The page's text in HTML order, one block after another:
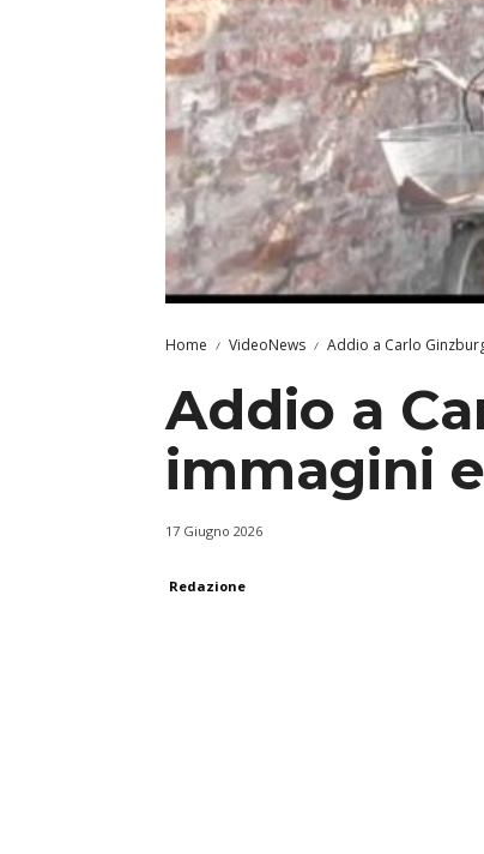
Home VideoNews Addio a Carlo
Addio a
immagini
17 Giugno 2026
Redazione